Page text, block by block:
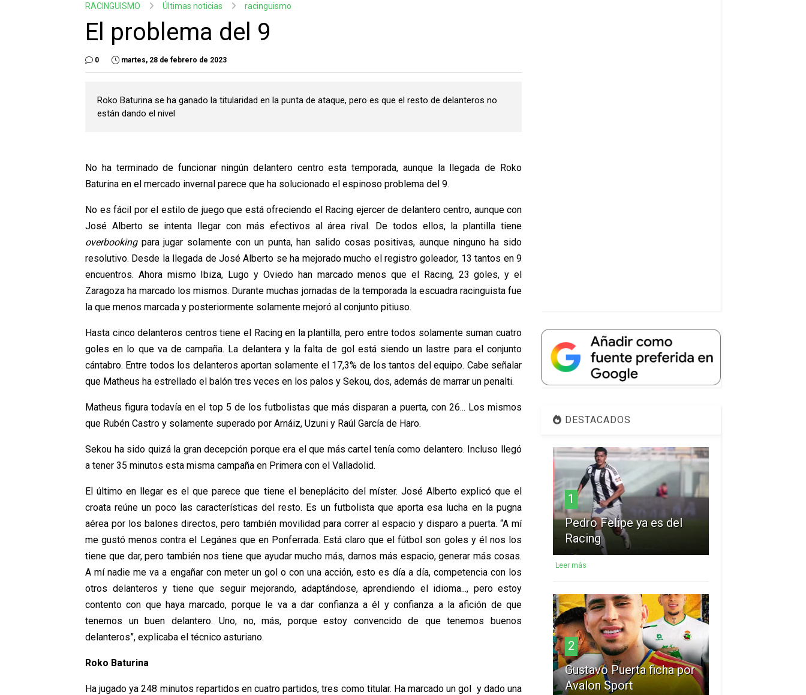
RACINGUISMO Últimas noticias racinguismo
El problema del 9
0 martes, 28 de febrero de 2023
Roko Baturina se ha ganado la titularidad en la punta de ataque, pero es que el resto de delanteros no
están dando el nivel
No ha terminado de funcionar ningún delantero centro esta temporada, aunque la llegada de Roko
Baturina en el mercado invernal parece que ha solucionado el espinoso problema del 9.
No es fácil por el estilo de juego que está ofreciendo el Racing ejercer de delantero centro, aunque con
José Alberto se intenta llegar con más efectivos al área rival. De todos ellos, la plantilla tiene
overbookingpara jugar solamente con un punta, han salido cosas positivas, aunque ninguno ha sido
resolutivo. Desde la llegada de José Alberto se ha mejorado mucho el registro goleador, 13 tantos en 9
encuentros. Ahora mismo Ibiza, Lugo y Oviedo han marcado menos que el Racing, 23 goles, y el
Zaragoza ha marcado los mismos. Durante muchas jornadas de la temporada la escuadra racinguista fue
la que menos marcada y posteriormente solamente mejoró al conjunto pitiuso.
Hasta cinco delanteros centros tiene el Racing en la plantilla, pero entre todos solamente suman cuatro
goles en lo que va de campaña. La delantera y la falta de gol está siendo un lastre para el conjunto
cántabro. Entre todos los delanteros aportan solamente el 17,3% de los tantos del equipo. Cabe señalar
que Matheus ha estrellado el balón tres veces en los palos y Sekou, dos, además de marrar un penalti.
Matheus figura todavía en el top 5 de los futbolistas que más disparan a puerta, con 26... Los mismos
que Rubén Castro y solamente superado por Arnáiz, Uzuni y Raúl García de Haro.
Sekou ha sido quizá la gran decepción porque era el que más cartel tenía como delantero. Incluso llegó
a tener 35 minutos esta misma campaña en Primera con el Valladolid.
El último en llegar es el que parece que tiene el beneplácito del míster. José Alberto explicó que el
croata reúne un poco las características del resto. Es un futbolista que aporta esa lucha en la pugna
aérea por los balones directos, pero también movilidad para correr al espacio y disparo a puerta. “A mí
me gustó menos contra el Legánes que en Ponferrada. Está claro que el fútbol son goles y él nos los
tiene que dar, pero también nos tiene que ayudar mucho más, darnos más espacio, generar más cosas.
A mí nadie me va a engañar con meter un gol o con una acción, esto es día a día, competencia con los
otros delanteros y tiene que seguir mejorando, adaptándose, aprendiendo el idioma..., pero estoy
contento con que haya marcado, porque le va a dar confianza a él y confianza a la afición de que
tenemos un buen delantero. Uno, no, más, porque estoy convencido de que tenemos buenos
delanteros”, explicaba el técnico asturiano.
Roko Baturina
Ha jugado ya 248 minutos repartidos en cuatro partidos, tres como titular. Ha marcado un gol y dado una
DESTACADOS
1
Pedro Felipe ya es del
Racing
Leer más
2
Gustavo Puerta ficha por
Avalon Sport